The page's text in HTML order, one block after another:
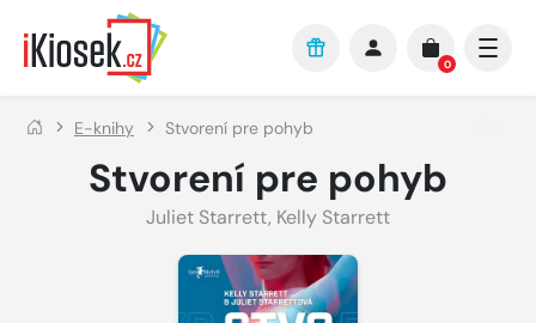
Přejít na hlavní obsah
0
E-knihy Stvorení pre pohyb
Stvorení pre pohyb
Juliet Starrett, Kelly Starrett